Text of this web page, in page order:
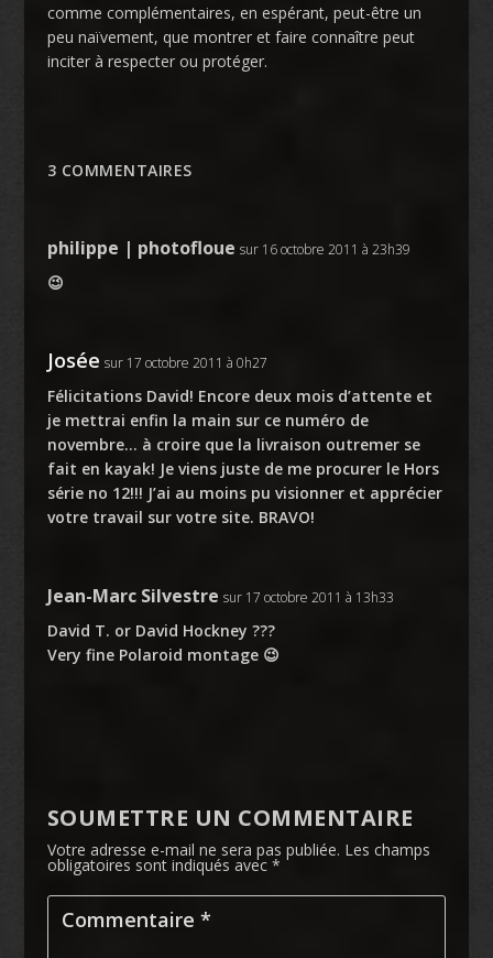
comme complémentaires, en espérant, peut-être un
peu naïvement, que montrer et faire connaître peut
inciter à respecter ou protéger.
3 COMMENTAIRES
philippe | photofloue sur 16 octobre 2011 à 23h39
😉
Josée sur 17 octobre 2011 à 0h27
Félicitations David! Encore deux mois d’attente et
je mettrai enfin la main sur ce numéro de
novembre… à croire que la livraison outremer se
fait en kayak! Je viens juste de me procurer le Hors
série no 12!!! J’ai au moins pu visionner et apprécier
votre travail sur votre site. BRAVO!
Jean-Marc Silvestre sur 17 octobre 2011 à 13h33
David T. or David Hockney ???
Very fine Polaroid montage 😉
SOUMETTRE UN COMMENTAIRE
Votre adresse e-mail ne sera pas publiée. Les champs
obligatoires sont indiqués avec *